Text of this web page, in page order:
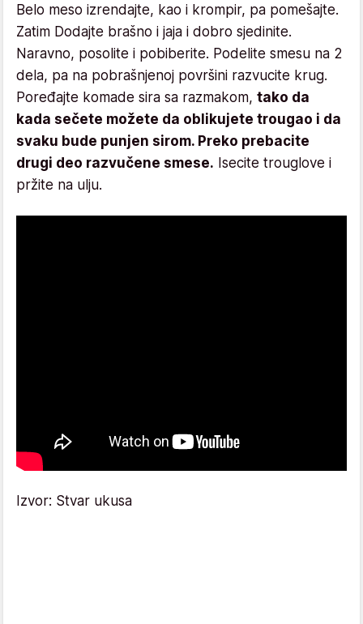
Belo meso izrendajte, kao i krompir, pa pomešajte.
Zatim Dodajte brašno i jaja i dobro sjedinite.
Naravno, posolite i pobiberite. Podelite smesu na 2
dela, pa na pobrašnjenoj površini razvucite krug.
Poređajte komade sira sa razmakom, tako da
kada sečete možete da oblikujete trougao i da
svaku bude punjen sirom. Preko prebacite
drugi deo razvučene smese. Isecite trouglove i
pržite na ulju.
Izvor: Stvar ukusa